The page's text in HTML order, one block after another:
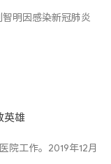
明因感染新冠肺炎
院工作。2019年12月